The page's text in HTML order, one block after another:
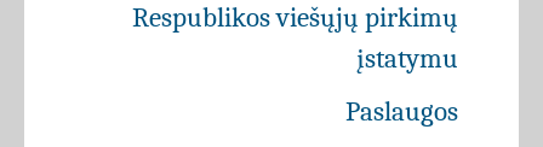
Respublikos viešųjų pirkimų
įstatymu
Paslaugos